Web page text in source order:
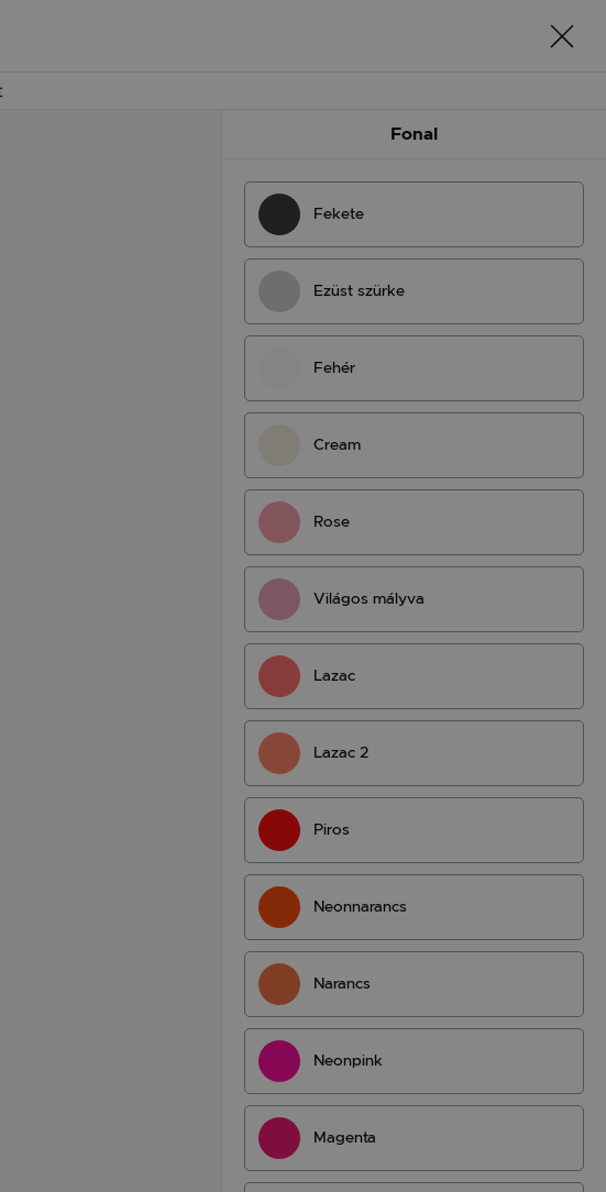
Fonal
Fekete
Ezüst szürke
Fehér
Cream
Rose
Világos mályva
Lazac
Lazac 2
Piros
Neonnarancs
Narancs
Neonpink
Magenta